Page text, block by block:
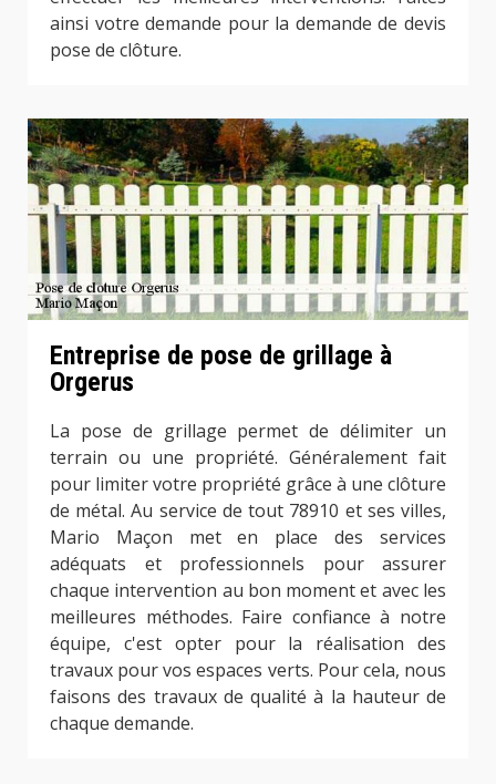
ainsi votre demande pour la demande de devis
pose de clôture.
Entreprise de pose de grillage à
Orgerus
La pose de grillage permet de délimiter un
terrain ou une propriété. Généralement fait
pour limiter votre propriété grâce à une clôture
de métal. Au service de tout 78910 et ses villes,
Mario Maçon met en place des services
adéquats et professionnels pour assurer
chaque intervention au bon moment et avec les
meilleures méthodes. Faire confiance à notre
équipe, c'est opter pour la réalisation des
travaux pour vos espaces verts. Pour cela, nous
faisons des travaux de qualité à la hauteur de
chaque demande.